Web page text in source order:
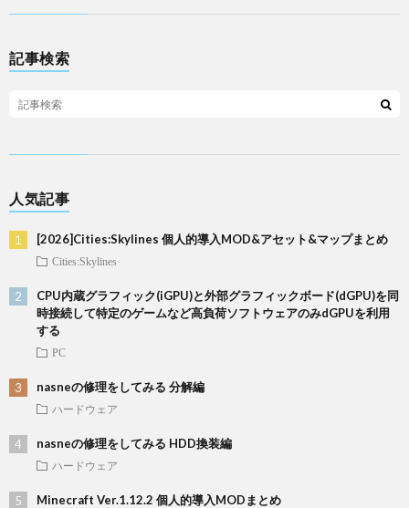
記事検索
人気記事
[2026]Cities:Skylines 個人的導入MOD&アセット&マップまとめ
Cities:Skylines
CPU内蔵グラフィック(iGPU)と外部グラフィックボード(dGPU)を同
時接続して特定のゲームなど高負荷ソフトウェアのみdGPUを利用
する
PC
nasneの修理をしてみる 分解編
ハードウェア
nasneの修理をしてみる HDD換装編
ハードウェア
Minecraft Ver.1.12.2 個人的導入MODまとめ